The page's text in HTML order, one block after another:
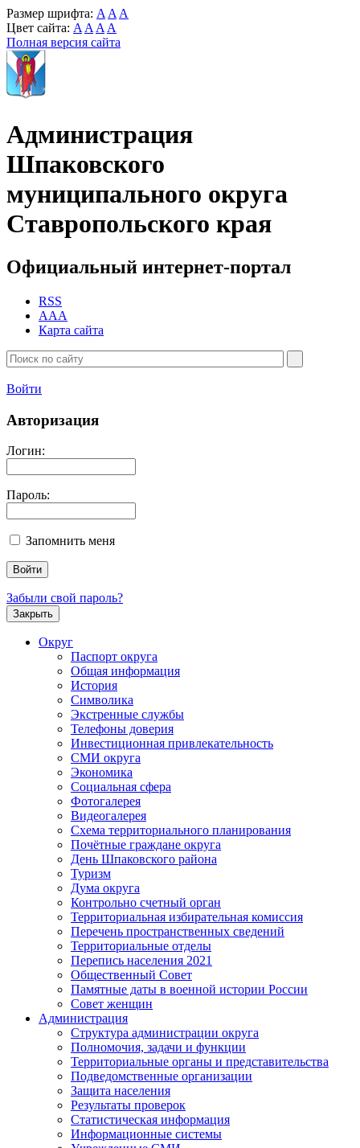
Размер шрифта: A A A
Цвет сайта: A A A A
Полная версия сайта
Администрация
Шпаковского
муниципального округа
Ставропольского края
Официальный интернет-портал
RSS
AAA
Карта сайта
Войти
Авторизация
Логин:
Пароль:
Запомнить меня
Забыли свой пароль?
Закрыть
Округ
Паспорт округа
Общая информация
История
Символика
Экстренные службы
Телефоны доверия
Инвестиционная привлекательность
СМИ округа
Экономика
Социальная сфера
Фотогалерея
Видеогалерея
Схема территориального планирования
Почётные граждане округа
День Шпаковского района
Туризм
Дума округа
Контрольно счетный орган
Территориальная избирательная комиссия
Перечень пространственных сведений
Территориальные отделы
Перепись населения 2021
Общественный Совет
Памятные даты в военной истории России
Совет женщин
Администрация
Структура администрации округа
Полномочия, задачи и функции
Территориальные органы и представительства
Подведомственные организации
Защита населения
Результаты проверок
Статистическая информация
Информационные системы